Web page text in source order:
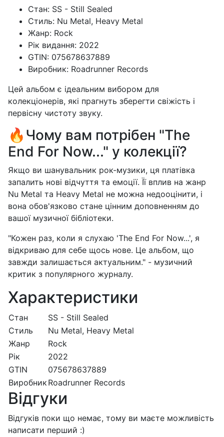
Стан: SS - Still Sealed
Стиль: Nu Metal, Heavy Metal
Жанр: Rock
Рік видання: 2022
GTIN: 075678637889
Виробник: Roadrunner Records
Цей альбом є ідеальним вибором для
колекціонерів, які прагнуть зберегти свіжість і
первісну чистоту звуку.
🔥Чому вам потрібен "The
End For Now..." у колекції?
Якщо ви шанувальник рок-музики, ця платівка
запалить нові відчуття та емоції. Її вплив на жанр
Nu Metal та Heavy Metal не можна недооцінити, і
вона обов'язково стане цінним доповненням до
вашої музичної бібліотеки.
"Кожен раз, коли я слухаю 'The End For Now...', я
відкриваю для себе щось нове. Це альбом, що
завжди залишається актуальним." - музичний
критик з популярного журналу.
Характеристики
Стан
SS - Still Sealed
Стиль
Nu Metal, Heavy Metal
Жанр
Rock
Рік
2022
GTIN
075678637889
Виробник Roadrunner Records
Відгуки
Відгуків поки що немає, тому ви маєте можливість
написати перший :)